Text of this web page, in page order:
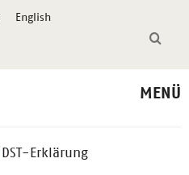
English
MENÜ
DST-Erklärung